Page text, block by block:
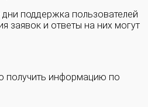
поддержка пользователей
заявок и ответы на них могут
получить информацию по